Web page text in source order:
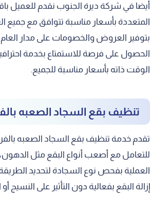
أيضا في شركة ديرة الجنوب نقدم للعميل
المتعددة بأسعار مناسبة تتوافق مع جميع
بتوفير العروض والخصومات على مدار
الحصول على فرصة للاستمتاع بخدمة
الوقت ذاته بأسعار مناسبة للجميع.
تنظيف بقع السجاد الصعبه
تقدم خدمة تنظيف بقع السجاد الصعبه
للتعامل مع أصعب أنواع البقع مثل الدهون،
العملية بفحص نوع السجادة لتحديد
إزالة البقع بفعالية دون التأثير على النسيج